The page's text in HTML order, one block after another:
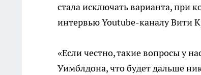
стала исключать варианта, при
интервью Youtube-каналу Вити
«Если честно, такие вопросы у
Уимблдона, что будет дальше